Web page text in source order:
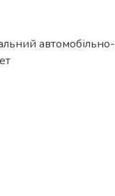
автомобільно-